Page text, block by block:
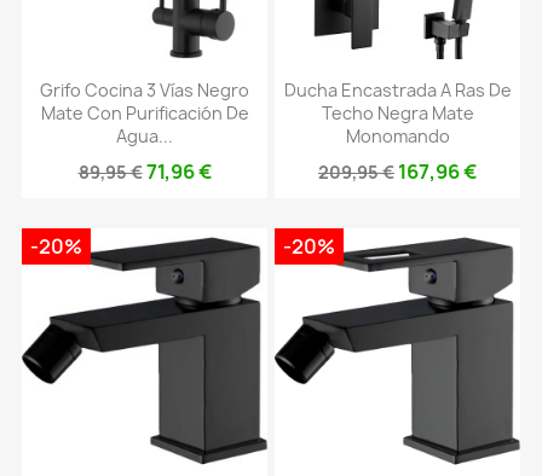
Grifo Cocina 3 Vías Negro
Mate Con Purificación De
Agua...
89,95 €71,96 €
Ducha Encastrada A Ras De
Techo Negra Mate
Monomando
209,95 € 167,96 €
-20% -20%